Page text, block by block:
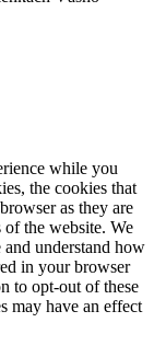
while you
the cookies that
as they are
the website. We
understand how
in your browser
to opt-out of these
may have an effect